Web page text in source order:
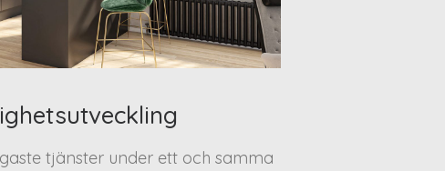
tjänster under ett och samma